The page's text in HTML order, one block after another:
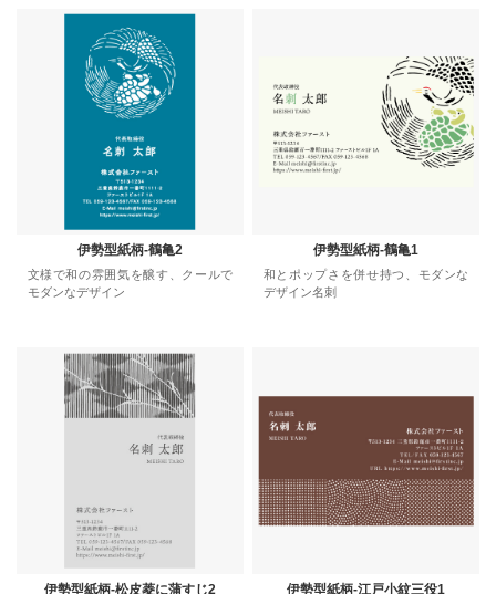
伊勢型紙柄-鶴亀2
文様で和の雰囲気を醸す、クールで
モダンなデザイン
伊勢型紙柄-鶴亀1
和とポップさを併せ持つ、モダンな
デザイン名刺
伊勢型紙柄-松皮菱に蒲すじ2 伊勢型紙柄-江戸小紋三役1